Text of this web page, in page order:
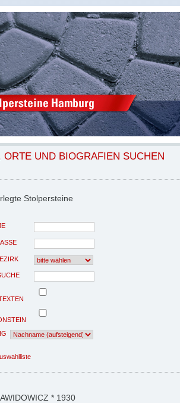
ORTE UND BIOGRAFIEN SUCHEN
Stolpersteine
* 1930